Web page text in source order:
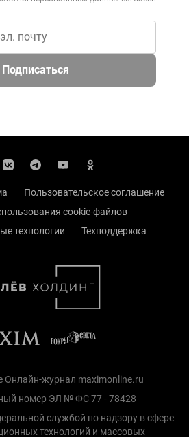
Подписаться
Пользовательское соглашение
cookie-файлов
технологии
Техподдержка
Онлайн-журнал maximonline.ru
номер ЭЛ № ФС 77 - 78428
службой по надзору в сфере
технологий и массовых